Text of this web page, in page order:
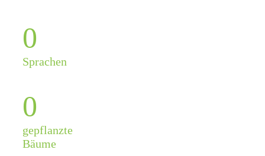
0
Sprachen
0
gepflanzte
Bäume